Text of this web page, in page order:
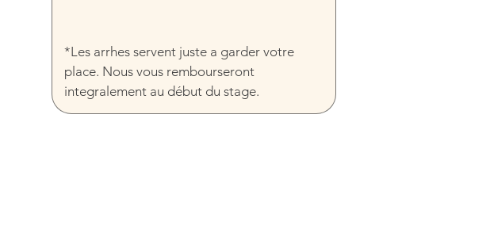
*Les arrhes servent juste a garder votre
place. Nous vous rembourseront
integralement au début du stage.